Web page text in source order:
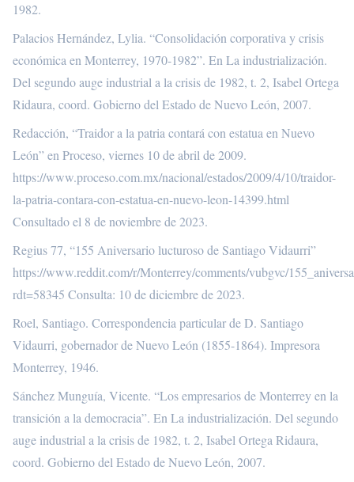
1982.
Palacios Hernández, Lylia. “Consolidación corporativa y crisis
económica en Monterrey, 1970-1982”. En La industrialización.
Del segundo auge industrial a la crisis de 1982, t. 2, Isabel Ortega
Ridaura, coord. Gobierno del Estado de Nuevo León, 2007.
Redacción, “Traidor a la patria contará con estatua en Nuevo
León” en Proceso, viernes 10 de abril de 2009.
https://www.proceso.com.mx/nacional/estados/2009/4/10/traidor-
la-patria-contara-con-estatua-en-nuevo-leon-14399.html
Consultado el 8 de noviembre de 2023.
Regius 77, “155 Aniversario lucturoso de Santiago Vidaurri”
https://www.reddit.com/r/Monterrey/comments/vubgvc/
rdt=58345 Consulta: 10 de diciembre de 2023.
Roel, Santiago. Correspondencia particular de D. Santiago
Vidaurri, gobernador de Nuevo León (1855-1864). Impresora
Monterrey, 1946.
Sánchez Munguía, Vicente. “Los empresarios de Monterrey en la
transición a la democracia”. En La industrialización. Del segundo
auge industrial a la crisis de 1982, t. 2, Isabel Ortega Ridaura,
coord. Gobierno del Estado de Nuevo León, 2007.